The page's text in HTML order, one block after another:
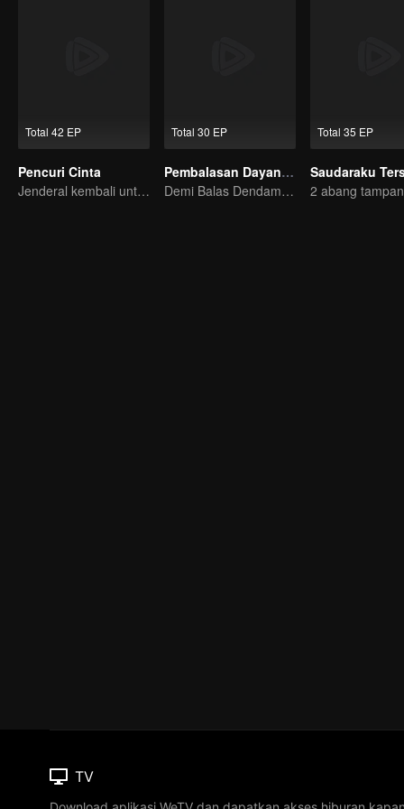
Total 42 EP
Pencuri Cinta
Jenderal kembali untuk merebut Istrinya karena Cinta!
Total 30 EP
Pembalasan Dayang Istana (Thai Ver.)
Demi Balas Dendam, Ia Naik Takhta Sebagai Selir!
Total 35 EP
TV